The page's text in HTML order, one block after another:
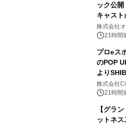
ック公
キャスト
株式会社
21時間
プロeス
のPOP
より
開催決定
株式会社
21時間
【グラ
ットネ